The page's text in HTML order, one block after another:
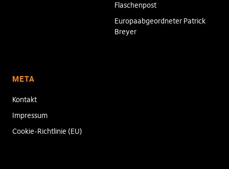
Flaschenpost
Europaabgeordneter Patrick
Breyer
META
Kontakt
Impressum
Cookie-Richtlinie (EU)